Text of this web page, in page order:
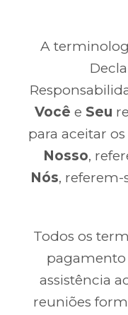
A
Você e Seu
para aceitar
Nosso,
Nós, referem-
Todos os
pagamento
assistência
reuniões